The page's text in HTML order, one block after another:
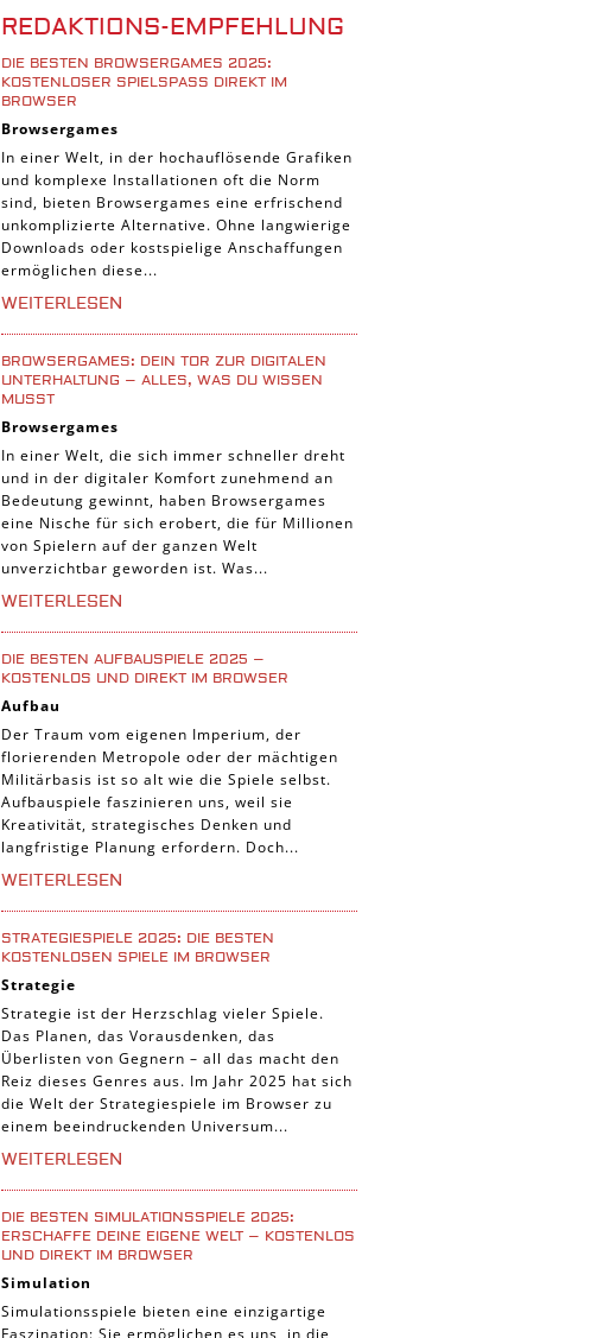
Cross-Platform Spiele
iPad Spiele
Denk Spiele
Piraten Spiele
Sport Spiele
Pferde Spiele
Simulation Spiele
Abenteuer Spiele
Online Spiele
3-Gewinnt Spiele
Trading Card Spiele
Manager Spiele
REDAKTIONS-EMPFEHLUNG
DIE BESTEN BROWSERGAMES 2025:
KOSTENLOSER SPIELSPASS DIREKT IM B
ROWSER
Browsergames
In einer Welt, in der hochauflösende Grafiken
und komplexe Installationen oft die Norm
sind, bieten Browsergames eine erfrischend
unkomplizierte Alternative. Ohne langwierige
Downloads oder kostspielige Anschaffungen
ermöglichen diese...
WEITERLESEN
BROWSERGAMES: DEIN TOR ZUR DIGITALEN
UNTERHALTUNG – ALLES, WAS DU WISSEN
MUSST
Browsergames
In einer Welt, die sich immer schneller dreht
und in der digitaler Komfort zunehmend an
Bedeutung gewinnt, haben Browsergames
eine Nische für sich erobert, die für Millionen
von Spielern auf der ganzen Welt
unverzichtbar geworden ist. Was...
WEITERLESEN
DIE BESTEN AUFBAUSPIELE 2025 –
KOSTENLOS UND DIREKT IM BROWSER
Aufbau
Der Traum vom eigenen Imperium, der
florierenden Metropole oder der mächtigen
Militärbasis ist so alt wie die Spiele selbst.
Aufbauspiele faszinieren uns, weil sie
Kreativität, strategisches Denken und
langfristige Planung erfordern. Doch...
WEITERLESEN
STRATEGIESPIELE 2025: DIE BESTEN
KOSTENLOSEN SPIELE IM BROWSER
Strategie
Strategie ist der Herzschlag vieler Spiele.
Das Planen, das Vorausdenken, das
Überlisten von Gegnern – all das macht den
Reiz dieses Genres aus. Im Jahr 2025 hat sich
die Welt der Strategiespiele im Browser zu
einem beeindruckenden Universum...
WEITERLESEN
DIE BESTEN SIMULATIONSSPIELE 2025:
ERSCHAFFE DEINE EIGENE WELT – KOSTENLOS
UND DIREKT IM BROWSER
Simulation
Simulationsspiele bieten eine einzigartige
Faszination: Sie ermöglichen es uns, in die